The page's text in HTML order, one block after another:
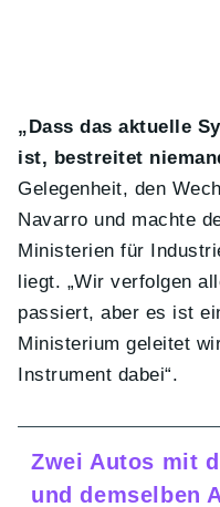
„Dass das aktuelle
ist, bestreitet
Gelegenheit, den
Navarro und machte
Ministerien für
liegt. „Wir verfolgen
passiert, aber es ist
Ministerium geleitet
Instrument dabei“.
Zwei Autos mit
und demselben